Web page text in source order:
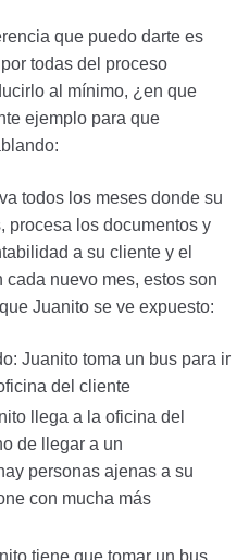
que puedo darte es
todas del proceso
al mínimo, ¿en que
ejemplo para que
todos los meses donde su
procesa los documentos y
a su cliente y el
nuevo mes, estos son
Juanito se ve expuesto:
Juanito toma un bus para ir
del cliente
llega a la oficina del
de llegar a un
personas ajenas a su
con mucha más
tiene que tomar un bus